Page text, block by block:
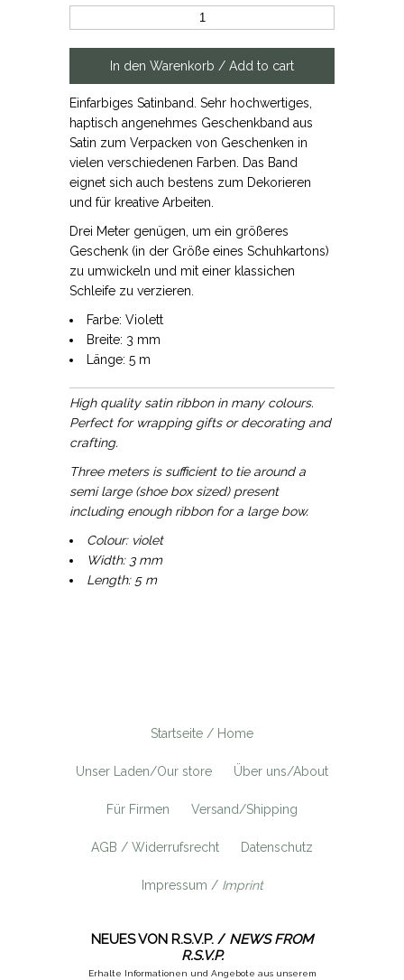
Einfarbiges Satinband. Sehr hochwertiges,
haptisch angenehmes Geschenkband aus
Satin zum Verpacken von Geschenken in
vielen verschiedenen Farben. Das Band
eignet sich auch bestens zum Dekorieren
und für kreative Arbeiten.
Drei Meter genügen, um ein größeres
Geschenk (in der Größe eines Schuhkartons)
zu umwickeln und mit einer klassichen
Schleife zu verzieren.
Farbe: Violett
Breite: 3 mm
Länge: 5 m
High quality satin ribbon in many colours.
Perfect for wrapping gifts or decorating and
crafting.
Three meters is sufficient to tie around a
semi large (shoe box sized) present
including enough ribbon for a large bow.
Colour: violet
Width: 3 mm
Length: 5 m
Startseite / Home
Unser Laden/Our store Über uns/About
Für Firmen Versand/Shipping
AGB / Widerrufsrecht Datenschutz
Impressum / Imprint
NEUES VON R.S.V.P. / NEWS FROM
R.S.V.P.
Erhalte Informationen und Angebote aus unserem